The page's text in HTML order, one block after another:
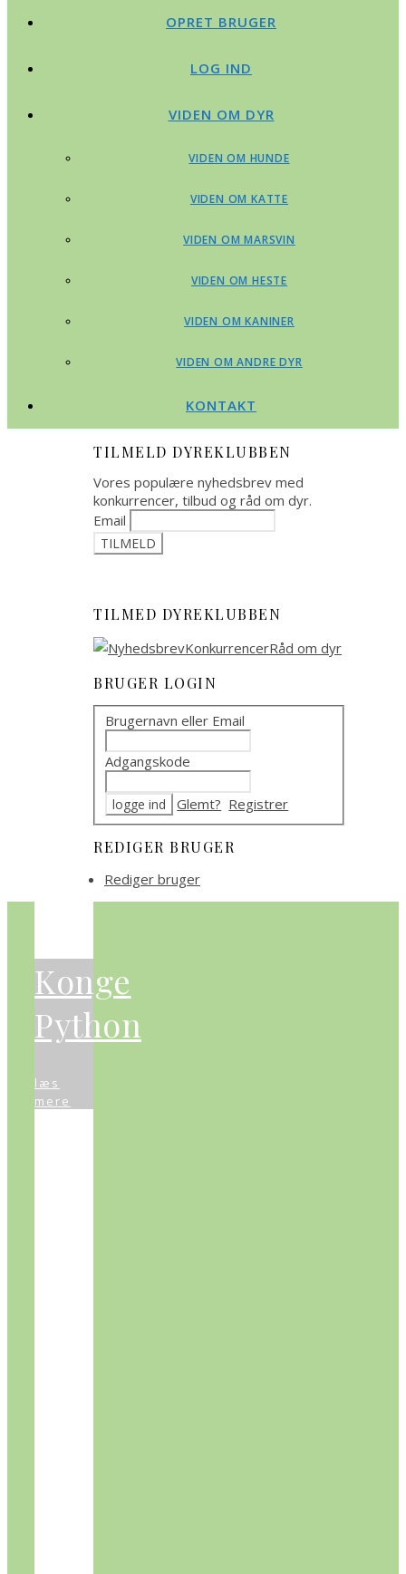
OPRET BRUGER
LOG IND
VIDEN OM DYR
VIDEN OM HUNDE
VIDEN OM KATTE
VIDEN OM MARSVIN
VIDEN OM HESTE
VIDEN OM KANINER
VIDEN OM ANDRE DYR
KONTAKT
Konge
Python
læs
mere
TILMELD DYREKLUBBEN
Vores populære nyhedsbrev med
konkurrencer, tilbud og råd om dyr.
Email
TILMED DYREKLUBBEN
BRUGER LOGIN
Brugernavn eller Email
Adgangskode
Glemt? Registrer
REDIGER BRUGER
Rediger bruger